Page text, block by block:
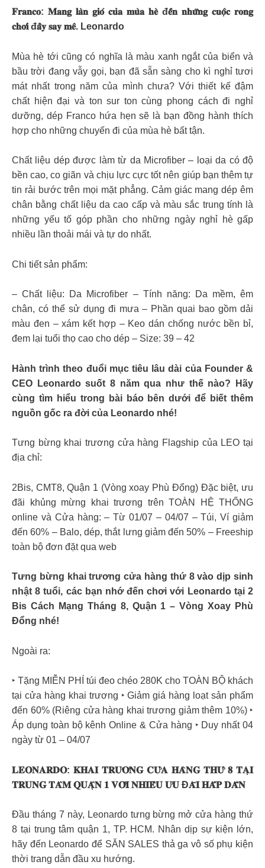
𝐅𝐫𝐚𝐧𝐜𝐨: 𝐌𝐚𝐧𝐠 𝐥𝐚̀𝐧 𝐠𝐢𝐨́ 𝐜𝐮̉𝐚 𝐦𝐮̀𝐚 𝐡𝐞̀ đ𝐞̂́𝐧 𝐧𝐡𝐮̛̃𝐧𝐠 𝐜𝐮𝐨̣̂𝐜 𝐫𝐨𝐧𝐠
𝐜𝐡𝐨̛𝐢 đ𝐚̂̀𝐲 𝐬𝐚𝐲 𝐦𝐞̂. Leonardo
Mùa hè tới cũng có nghĩa là màu xanh ngắt của biển và
bầu trời đang vẫy gọi, bạn đã sẵn sàng cho kì nghỉ tươi
mát nhất trong năm của mình chưa? Với thiết kế đậm
chất hiện đại và ton sur ton cùng phong cách đi nghỉ
dưỡng, dép Franco hứa hẹn sẽ là bạn đồng hành thích
hợp cho những chuyến đi của mùa hè bất tận.
Chất liệu dép được làm từ da Microfiber – loại da có độ
bền cao, co giãn và chịu lực cực tốt nên giúp bạn thêm tự
tin rải bước trên mọi mặt phẳng. Cảm giác mang dép êm
chân bằng chất liệu da cao cấp và màu sắc trung tính là
những yếu tố góp phần cho những ngày nghỉ hè gấp
nhiều lần thoải mái và tự do nhất.
Chi tiết sản phẩm:
– Chất liệu: Da Microfiber – Tính năng: Da mềm, êm
chân, có thể sử dụng đi mưa – Phần quai bao gồm dải
màu đen – xám kết hợp – Keo dán chống nước bền bỉ,
đem lại tuổi thọ cao cho dép – Size: 39 – 42
Hành trình theo đuổi mục tiêu lâu dài của Founder &
CEO Leonardo suốt 8 năm qua như thế nào? Hãy
cùng tìm hiểu trong bài báo bên dưới để biết thêm
nguồn gốc ra đời của Leonardo nhé!
Tưng bừng khai trương cửa hàng Flagship của LEO tại
địa chỉ:
2Bis, CMT8, Quận 1 (Vòng xoay Phù Đổng) Đặc biệt, ưu
đãi khủng mừng khai trương trên TOÀN HỆ THỐNG
online và Cửa hàng: – Từ 01/07 – 04/07 – Túi, Ví giảm
đến 60% – Balo, dép, thắt lưng giảm đến 50% – Freeship
toàn bộ đơn đặt qua web
Tưng bừng khai trương cửa hàng thứ 8 vào dịp sinh
nhật 8 tuổi, các bạn nhớ đến chơi với Leonardo tại 2
Bis Cách Mạng Tháng 8, Quận 1 – Vòng Xoay Phù
Đổng nhé!
Ngoài ra:
‣ Tặng MIỄN PHÍ túi đeo chéo 280K cho TOÀN BỘ khách
tại cửa hàng khai trương ‣ Giảm giá hàng loạt sản phẩm
đến 60% (Riêng cửa hàng khai trương giảm thêm 10%) ‣
Áp dụng toàn bộ kênh Online & Cửa hàng ‣ Duy nhất 04
ngày từ 01 – 04/07
𝐋𝐄𝐎𝐍𝐀𝐑𝐃𝐎: 𝐊𝐇𝐀𝐈 𝐓𝐑𝐔̛𝐎̛𝐍𝐆 𝐂𝐔̛̉𝐀 𝐇𝐀̀𝐍𝐆 𝐓𝐇𝐔̛́ 𝟖 𝐓𝐀̣𝐈
𝐓𝐑𝐔𝐍𝐆 𝐓𝐀̂𝐌 𝐐𝐔𝐀̣̂𝐍 𝟏 𝐕𝐎̛́𝐈 𝐍𝐇𝐈𝐄̂̀𝐔 𝐔̛𝐔 Đ𝐀̃𝐈 𝐇𝐀̂́𝐏 𝐃𝐀̂̃𝐍
Đầu tháng 7 này, Leonardo tưng bừng mở cửa hàng thứ
8 tại trung tâm quận 1, TP. HCM. Nhân dịp sự kiện lớn,
hãy đến Leonardo để SĂN SALES thả ga vô số phụ kiện
thời trang dẫn đầu xu hướng.